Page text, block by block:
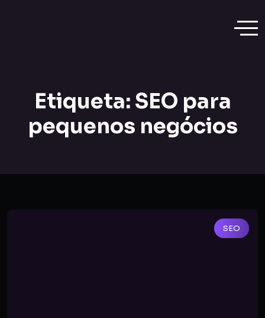
Etiqueta: SEO para
pequenos negócios
SEO